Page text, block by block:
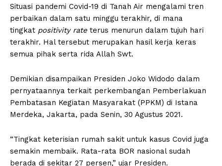
Situasi pandemi Covid-19 di Tanah Air mengalami tren
perbaikan dalam satu minggu terakhir, di mana
tingkat positivity rate terus menurun dalam tujuh hari
terakhir. Hal tersebut merupakan hasil kerja keras
semua pihak serta rida Allah Swt.
Demikian disampaikan Presiden Joko Widodo dalam
pernyataannya terkait perkembangan Pemberlakuan
Pembatasan Kegiatan Masyarakat (PPKM) di Istana
Merdeka, Jakarta, pada Senin, 30 Agustus 2021.
“Tingkat keterisian rumah sakit untuk kasus Covid juga
semakin membaik. Rata-rata BOR nasional sudah
berada di sekitar 27 persen,” ujar Presiden.